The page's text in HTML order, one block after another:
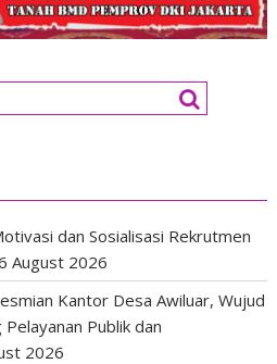
dan Sosialisasi Rekrutmen
August 2026
Kantor Desa Awiluar, Wujud
Publik dan
2026